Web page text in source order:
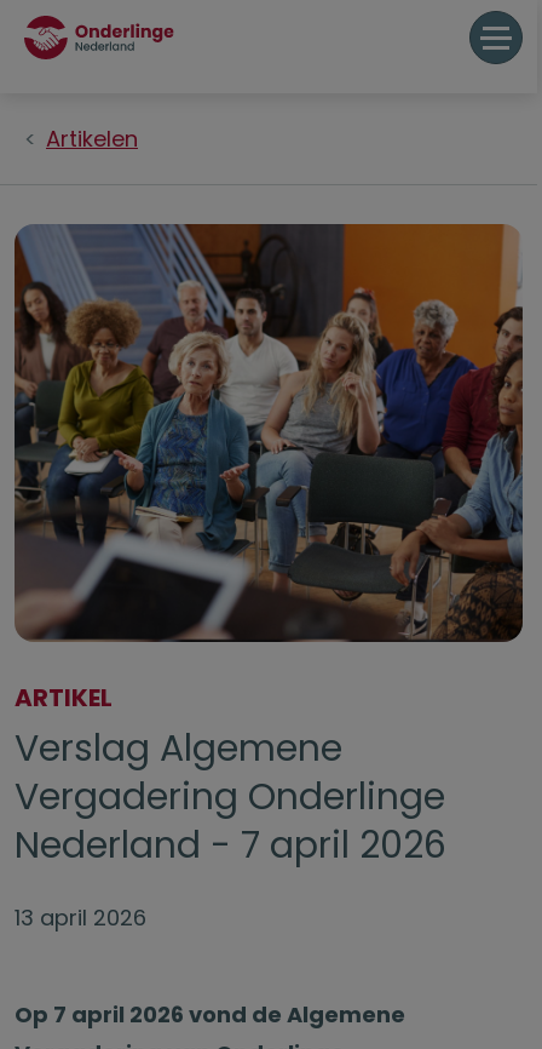
Artikelen
ARTIKEL
Verslag Algemene
Vergadering Onderlinge
Nederland - 7 april 2026
13 april 2026
Op 7 april 2026 vond de Algemene